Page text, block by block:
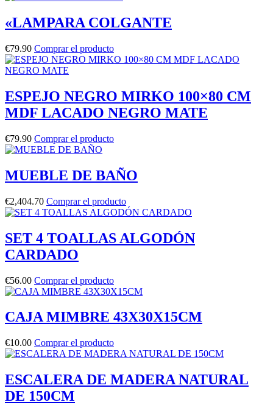
«LAMPARA COLGANTE
€79.90 Comprar el producto
ESPEJO NEGRO MIRKO 100×80 CM
MDF LACADO NEGRO MATE
€79.90 Comprar el producto
MUEBLE DE BAÑO
€2,404.70 Comprar el producto
SET 4 TOALLAS ALGODÓN
CARDADO
€56.00 Comprar el producto
CAJA MIMBRE 43X30X15CM
€10.00 Comprar el producto
ESCALERA DE MADERA NATURAL
DE 150CM